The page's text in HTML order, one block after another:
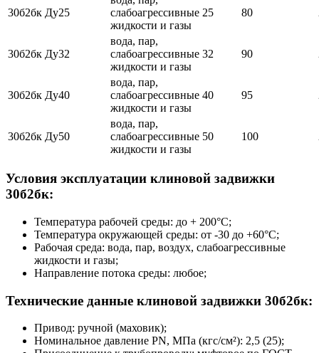
30б2бк Ду25
слабоагрессивные
жидкости и газы
25 80
30б2бк Ду32
вода, пар,
слабоагрессивные
жидкости и газы
32 90
30б2бк Ду40
вода, пар,
слабоагрессивные
жидкости и газы
40 95
30б2бк Ду50
вода, пар,
слабоагрессивные
жидкости и газы
50 100
Условия эксплуатации клиновой задвижки
30б2бк:
Температура рабочей среды: до + 200°С;
Температура окружающей среды: от -30 до +60°С;
Рабочая среда: вода, пар, воздух, слабоагрессивные
жидкости и газы;
Направление потока среды: любое;
Технические данные клиновой задвижки 30б2бк:
Привод: ручной (маховик);
Номинальное давление PN, МПа (кгс/см²): 2,5 (25);